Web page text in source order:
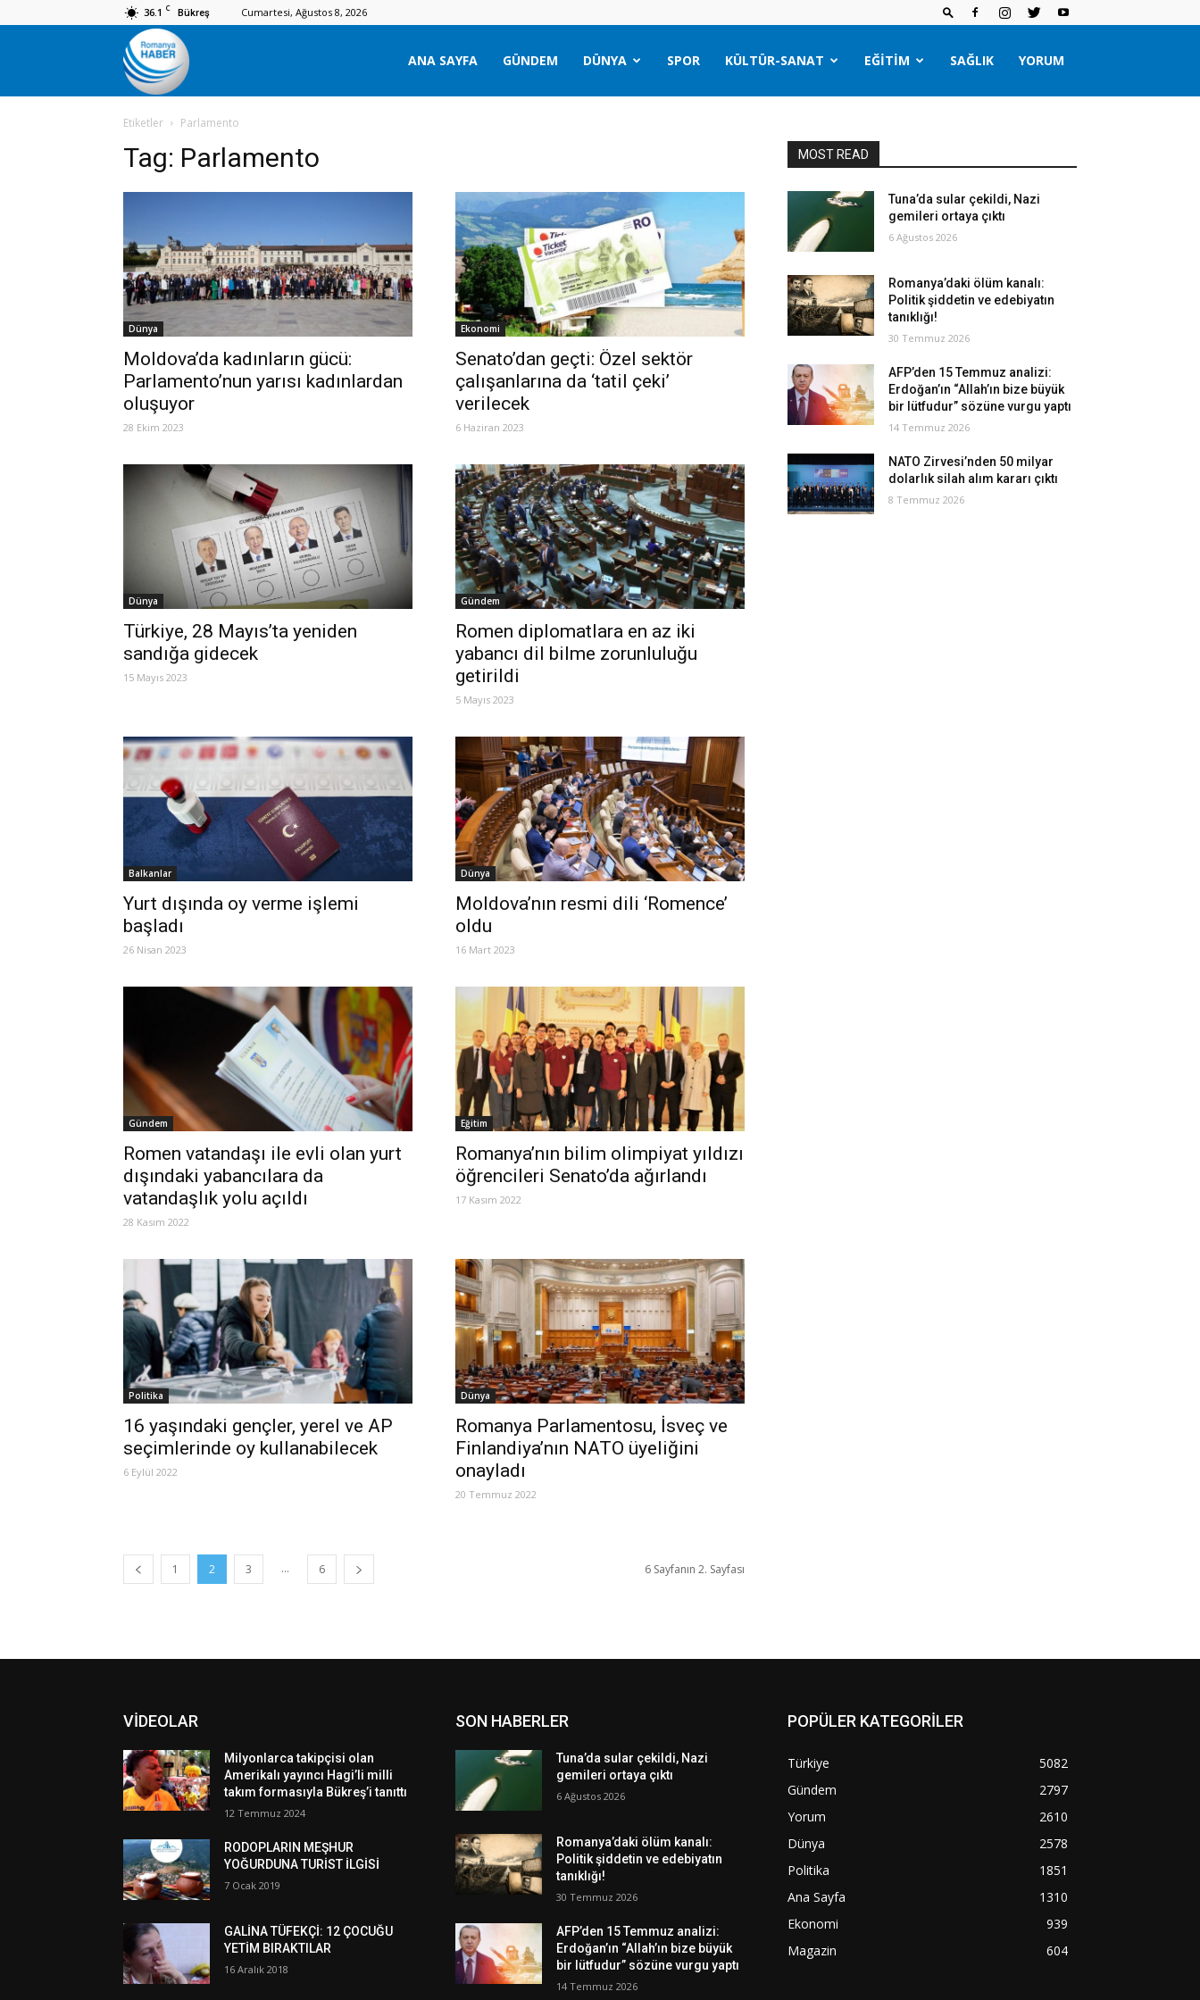
36.1 C Bükreş Cumartesi, Ağustos 8, 2026
Romanya
Haber
ANA SAYFA GÜNDEM DÜNYA SPOR KÜLTÜR-SANAT EĞITIM SAĞLIK YORUM
Etiketler Parlamento
Tag: Parlamento
Dünya
Moldova’da kadınların gücü:
Parlamento’nun yarısı kadınlardan
oluşuyor
28 Ekim 2023
Ekonomi
Senato’dan geçti: Özel sektör
çalışanlarına da ‘tatil çeki’
verilecek
6 Haziran 2023
Dünya
Türkiye, 28 Mayıs’ta yeniden
sandığa gidecek
15 Mayıs 2023
Gündem
Romen diplomatlara en az iki
yabancı dil bilme zorunluluğu
getirildi
5 Mayıs 2023
Balkanlar
Yurt dışında oy verme işlemi
başladı
26 Nisan 2023
Dünya
Moldova’nın resmi dili ‘Romence’
oldu
16 Mart 2023
Gündem
Romen vatandaşı ile evli olan yurt
dışındaki yabancılara da
vatandaşlık yolu açıldı
28 Kasım 2022
Eğitim
Romanya’nın bilim olimpiyat yıldızı
öğrencileri Senato’da ağırlandı
17 Kasım 2022
Politika
16 yaşındaki gençler, yerel ve AP
seçimlerinde oy kullanabilecek
6 Eylül 2022
Dünya
Romanya Parlamentosu, İsveç ve
Finlandiya’nın NATO üyeliğini
onayladı
20 Temmuz 2022
1 2 3 ... 6 6 Sayfanın 2. Sayfası
MOST READ
Tuna’da sular çekildi, Nazi
gemileri ortaya çıktı
6 Ağustos 2026
Romanya’daki ölüm kanalı:
Politik şiddetin ve edebiyatın
tanıklığı!
30 Temmuz 2026
AFP’den 15 Temmuz analizi:
Erdoğan’ın “Allah’ın bize büyük
bir lütfudur” sözüne vurgu yaptı
14 Temmuz 2026
NATO Zirvesi’nden 50 milyar
dolarlık silah alım kararı çıktı
8 Temmuz 2026
VİDEOLAR
Milyonlarca takipçisi olan
Amerikalı yayıncı Hagi’li milli
takım formasıyla Bükreş’i tanıttı
12 Temmuz 2024
RODOPLARIN MEŞHUR
YOĞURDUNA TURİST İLGİSİ
7 Ocak 2019
GALİNA TÜFEKÇİ: 12 ÇOCUĞU
YETİM BIRAKTILAR
16 Aralık 2018
SON HABERLER
Tuna’da sular çekildi, Nazi
gemileri ortaya çıktı
6 Ağustos 2026
Romanya’daki ölüm kanalı:
Politik şiddetin ve edebiyatın
tanıklığı!
30 Temmuz 2026
AFP’den 15 Temmuz analizi:
Erdoğan’ın “Allah’ın bize büyük
bir lütfudur” sözüne vurgu yaptı
14 Temmuz 2026
POPÜLER KATEGORİLER
Türkiye
5082
Gündem
2797
Yorum
2610
Dünya
2578
Politika
1851
Ana Sayfa
1310
Ekonomi
939
Magazin
604